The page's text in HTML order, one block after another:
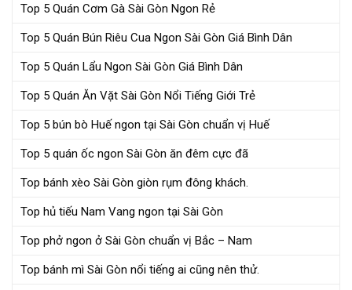
Top 5 Quán Cơm Gà Sài Gòn Ngon Rẻ
Top 5 Quán Bún Riêu Cua Ngon Sài Gòn Giá Bình Dân
Top 5 Quán Lẩu Ngon Sài Gòn Giá Bình Dân
Top 5 Quán Ăn Vặt Sài Gòn Nổi Tiếng Giới Trẻ
Top 5 bún bò Huế ngon tại Sài Gòn chuẩn vị Huế
Top 5 quán ốc ngon Sài Gòn ăn đêm cực đã
Top bánh xèo Sài Gòn giòn rụm đông khách.
Top hủ tiếu Nam Vang ngon tại Sài Gòn
Top phở ngon ở Sài Gòn chuẩn vị Bắc – Nam
Top bánh mì Sài Gòn nổi tiếng ai cũng nên thử.